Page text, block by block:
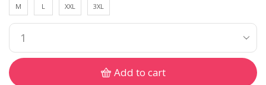
M L XXL 3XL
Add to cart